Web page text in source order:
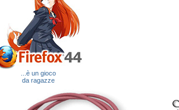
...è un gioco
da ragazze